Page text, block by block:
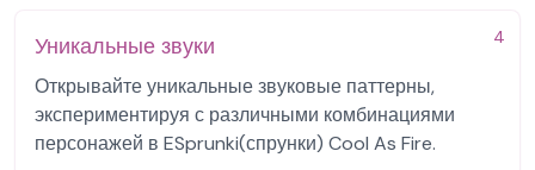
4
Уникальные звуки
Открывайте уникальные звуковые паттерны,
экспериментируя с различными комбинациями
персонажей в ESprunki(спрунки) Cool As Fire.